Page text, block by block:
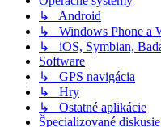
↳ Android
↳ Windows Phone a
↳ iOS, Symbian, Bada
Software
↳ GPS navigácia
↳ Hry
↳ Ostatné aplikácie
Špecializované diskusie